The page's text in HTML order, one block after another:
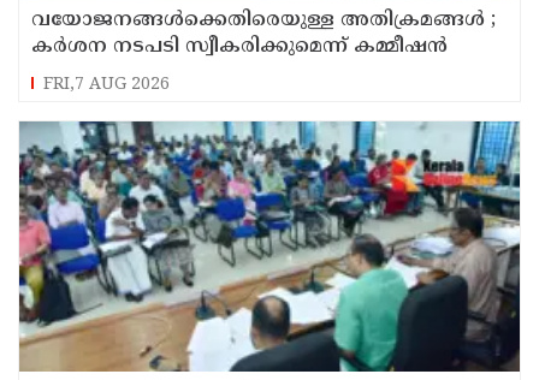
വയോജനങ്ങൾക്കെതിരെയുള്ള അതിക്രമങ്ങൾ ;
കർശന നടപടി സ്വീകരിക്കുമെന്ന് കമ്മീഷൻ
FRI,7 AUG 2026